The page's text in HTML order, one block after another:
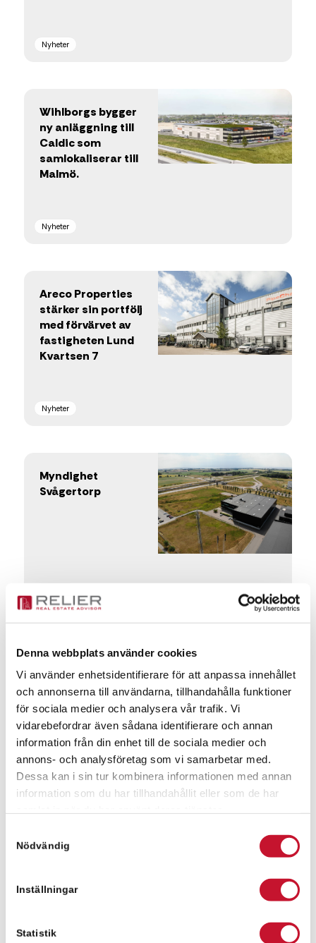
Denna webbplats använder cookies
Vi använder enhetsidentifierare för att anpassa innehållet
och annonserna till användarna, tillhandahålla funktioner
för sociala medier och analysera vår trafik. Vi
vidarebefordrar även sådana identifierare och annan
information från din enhet till de sociala medier och
annons- och analysföretag som vi samarbetar med.
Dessa kan i sin tur kombinera informationen med annan
information som du har tillhandahållit eller som de har
Nödvändig
Inställningar
Statistik
Nyheter
Wihlborgs bygger
ny anläggning till
Caldic som
samlokaliserar till
Malmö.
Nyheter
Areco Properties
stärker sin portfölj
med förvärvet av
fastigheten Lund
Kvartsen 7
Nyheter
Myndighet
Svågertorp
Noviflora
Helsingborg
Nyheter
Relier har
förmedlat
000 kvm i